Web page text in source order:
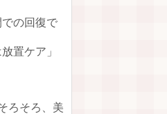
の回復で
置ケア」
ろそろ、美